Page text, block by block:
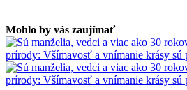
Mohlo by vás zaujímať